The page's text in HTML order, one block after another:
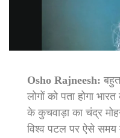
Osho Rajneesh:
लोगों को पता होगा
के कुचवाड़ा का चंद्र
विश्व पटल पर ऐसे समय